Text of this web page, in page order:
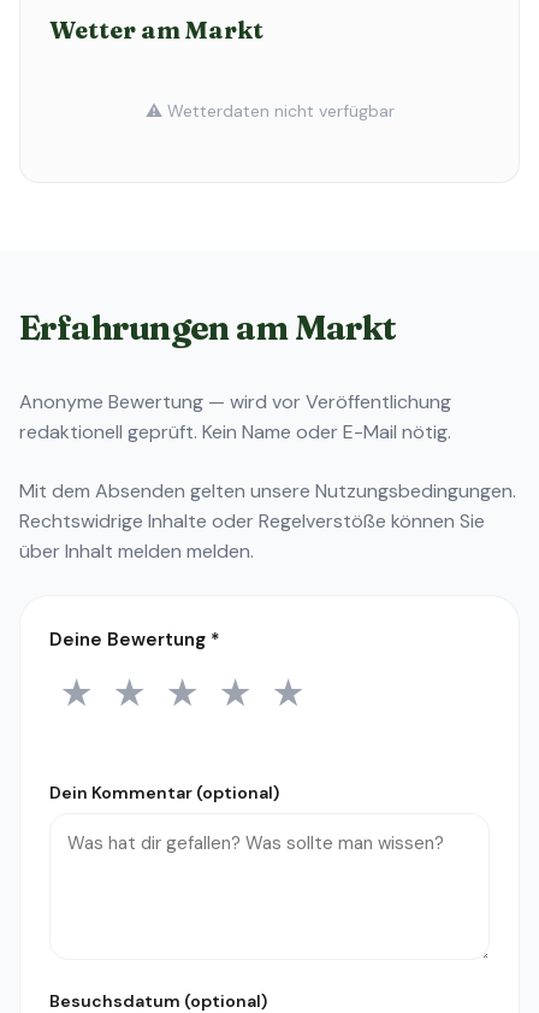
Wetter am Markt
⚠️ Wetterdaten nicht verfügbar
Erfahrungen am Markt
Anonyme Bewertung — wird vor Veröffentlichung
redaktionell geprüft. Kein Name oder E-Mail nötig.
Mit dem Absenden gelten unsere Nutzungsbedingungen.
Rechtswidrige Inhalte oder Regelverstöße können Sie
überInhalt melden melden.
Deine Bewertung *
1 Stern
★ 2 Sterne
★ 3 Sterne
★ 4 Sterne
★ 5 Sterne
★
Dein Kommentar (optional)
Besuchsdatum (optional)